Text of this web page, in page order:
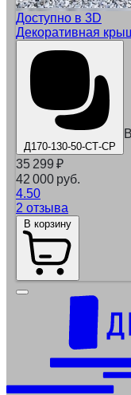
Доступно в 3D
Декоративная
Д170-130-50-СТ-СР
35 299 ₽
42 000 руб.
4.50
2 отзыва